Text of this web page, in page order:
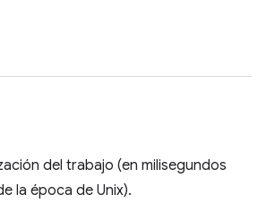
del trabajo (en milisegundos
la época de Unix).